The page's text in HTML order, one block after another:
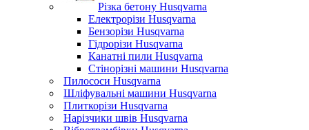
Різка бетону Husqvarna
Електрорізи Husqvarna
Бензорізи Husqvarna
Гідрорізи Husqvarna
Канатні пили Husqvarna
Стінорізні машини Husqvarna
Пилососи Husqvarna
Шліфувальні машини Husqvarna
Плиткорізи Husqvarna
Нарізчики швів Husqvarna